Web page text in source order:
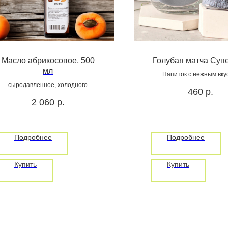
Масло абрикосовое, 500
мл
сыродавленное, холодного
2 060 р.
Подробнее
Купить
Голубая матча
Напиток с нежным
состоянию
460 р.
Подробнее
Купить